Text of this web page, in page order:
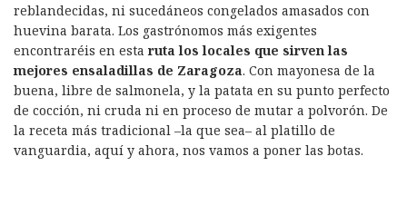
reblandecidas, ni sucedáneos congelados amasados con
huevina barata. Los gastrónomos más exigentes
encontraréis en esta ruta los locales que sirven las
mejores ensaladillas de Zaragoza. Con mayonesa de la
buena, libre de salmonela, y la patata en su punto perfecto
de cocción, ni cruda ni en proceso de mutar a polvorón. De
la receta más tradicional –la que sea– al platillo de
vanguardia, aquí y ahora, nos vamos a poner las botas.